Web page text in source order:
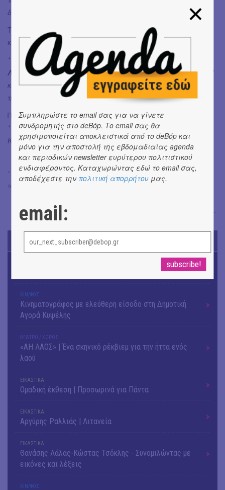
διαμόρφωση της δικής του φωτογραφικής γλώσσας».
Τα έργα συνθέτουν ένα σπάνιο παράθυρο στο βλέμμα
και την εικαστική γλώσσα του
Γιώργου Λάνθιμου
* Κατά τη διάρκεια της έκθεσης, τα βιβλίατου Γιώργου
Λάνθιμου "i shall sing these songs beautifully","Bugonia"
και"Dear God, the Parthenon is still broken"διατίθενται
προς πώληση στοOnassis Shop, στο ισόγειο τηςΣτέγης
ΠΛΗΡΟΦΟΡΙΕΣ
* Ωράριο Λειτουργίας: Πέμπτη-Σάββατο:18.00 – 23.30
Κυριακή:13.00 – 20.00
* Φωτογραφία cover: Με την ευγενικη παραχωρηση του Γιωργου Λανθιμου και
του MACK
TODAY'S EVENTS
ΚΙΝ/ΦΟΣ
Κινηματογράφος με ελεύθερη είσοδο στη Δημοτική
Αγορά Κυψέλης
ΘΕΑΤΡΟ / ΧΟΡΟΣ
«ΑΗ ΛΑΟΣ» | Ένα σκηνικό ρέκβιεμ για την ήττα ενός
λαού
ΕΙΚΑΣΤΙΚΑ
Ομαδική έκθεση | Προσωρινά για Πάντα
ΕΙΚΑΣΤΙΚΑ
Αργύρης Ραλλιάς | Λιτανεία
ΕΙΚΑΣΤΙΚΑ
Θανάσης Λάλας-Κώστας Τσόκλης - Συνομιλώντας με
εικόνες και λέξεις
ΚΙΝ/ΦΟΣ
Συμπληρώστε το email σας για να γίνετε
συνδρομητής στο deBόp. Το email σας θα
χρησιμοποιείται αποκλειστικά από το deBόp και
μόνο για την αποστολή της εβδομαδιαίας agenda
και περιοδικών newsletter ευρύτερου πολιτιστικού
ενδιαφέροντος. Καταχωρώντας εδώ το email σας,
αποδέχεστε την πολιτική απορρήτου μας.
email: